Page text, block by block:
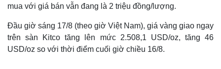
mua với giá bán vẫn đang là 2 triệu đồng/lượng.
Đầu giờ sáng 17/8 (theo giờ Việt Nam), giá vàng giao ngay
trên sàn Kitco tăng lên mức 2.508,1 USD/oz, tăng 46
USD/oz so với thời điểm cuối giờ chiều 16/8.